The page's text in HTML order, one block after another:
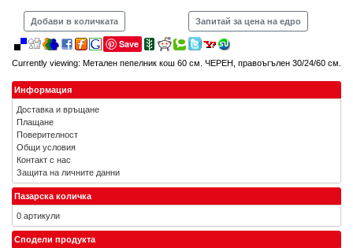
Добави в количката Запитай за цена на едро
Save
Currently viewing: Метален пепелник кош 60 см. ЧЕРЕН, правоъгълен 30/24/60 см.
Информация
Доставка и връщане
Плащане
Поверителност
Общи условия
Контакт с нас
Защита на личните данни
Пазарска количка
0 артикули
Сподели продукта